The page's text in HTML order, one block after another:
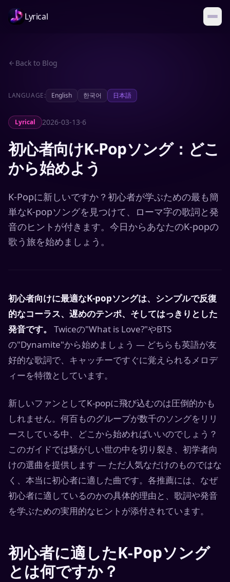
Lyrical
Back to Blog
LANGUAGE: English 한국어 日本語
Lyrical 2026-03-13·6
初心者向けK-Popソング：どこ
から始めよう
K-Popに新しいですか？初心者が学ぶための最も簡
単なK-popソングを見つけて、ローマ字の歌詞と発
音のヒントが付きます。今日からあなたのK-popの
歌う旅を始めましょう。
初心者向けに最適なK-popソングは、シンプルで反復
的なコーラス、遅めのテンポ、そしてはっきりとした
発音です。
Twiceの"What is Love?"やBTS
の"Dynamite"から始めましょう — どちらも英語が友
好的な歌詞で、キャッチーですぐに覚えられるメロデ
ィーを特徴としています。
新しいファンとしてK-popに飛び込むのは圧倒的かも
しれません。何百ものグループが数千のソングをリリ
ースしている中、どこから始めればいいのでしょう？
このガイドでは騒がしい世の中を切り裂き、初学者向
けの選曲を提供します — ただ人気なだけのものではな
く、本当に初心者に適した曲です。各推薦には、なぜ
初心者に適しているのかの具体的理由と、歌詞や発音
を学ぶための実用的なヒントが添付されています。
初心者に適したK-Popソング
とは何ですか？